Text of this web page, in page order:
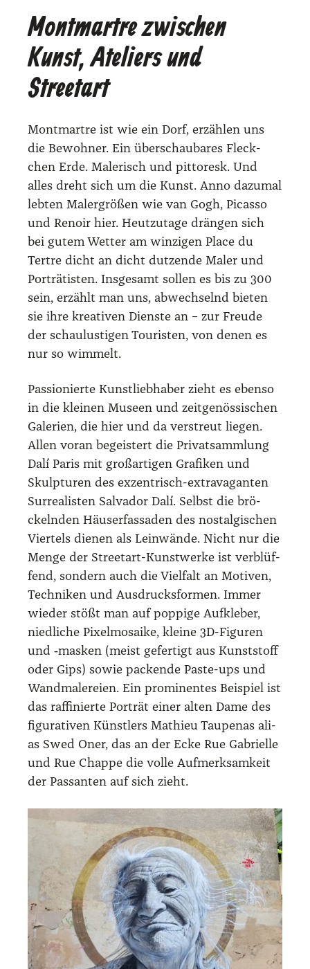
Montmartre zwischen
Kunst, Ateliers und
Streetart
Mont­mart­re ist wie ein Dorf, erzäh­len uns
die Bewoh­ner. Ein über­schau­ba­res Fleck­
chen Erde. Male­risch und pit­to­resk. Und
alles dreht sich um die Kunst. Anno dazu­mal
leb­ten Maler­grö­ßen wie van Gogh, Picas­so
und Renoir hier. Heut­zu­ta­ge drän­gen sich
bei gutem Wet­ter am win­zi­gen Place du
Tert­re dicht an dicht dut­zen­de Maler und
Por­trä­tis­ten. Ins­ge­samt sol­len es bis zu 300
sein, erzählt man uns, abwech­selnd bie­ten
sie ihre krea­ti­ven Diens­te an – zur Freu­de
der schau­lus­ti­gen Tou­ris­ten, von denen es
nur so wim­melt.
Pas­sio­nier­te Kunst­lieb­ha­ber zieht es eben­so
in die klei­nen Muse­en und zeit­ge­nös­si­schen
Gale­rien, die hier und da ver­streut lie­gen.
Allen vor­an begeis­tert die Pri­vat­samm­lung
Dalí Paris mit groß­ar­ti­gen Gra­fi­ken und
Skulp­tu­ren des exzen­trisch-extra­va­gan­ten
Sur­rea­lis­ten Sal­va­dor Dalí. Selbst die brö­
ckeln­den Häu­ser­fas­sa­den des nost­al­gi­schen
Vier­tels die­nen als Lein­wän­de. Nicht nur die
Men­ge der Street­art-Kunst­wer­ke ist ver­blüf­
fend, son­dern auch die Viel­falt an Moti­ven,
Tech­ni­ken und Aus­drucks­for­men. Immer
wie­der stößt man auf pop­pi­ge Auf­kle­ber,
nied­li­che Pixel­mo­sai­ke, klei­ne 3D-Figu­ren
und ‑mas­ken (meist gefer­tigt aus Kunst­stoff
oder Gips) sowie packen­de Pas­te-ups und
Wand­ma­le­rei­en. Ein pro­mi­nen­tes Bei­spiel ist
das raf­fi­nier­te Por­trät einer alten Dame des
figu­ra­ti­ven Künst­lers Mathieu Tau­pe­n­as ali­
as Swed Oner, das an der Ecke Rue Gabri­el­le
und Rue Chap­pe die vol­le Auf­merk­sam­keit
der Pas­san­ten auf sich zieht.